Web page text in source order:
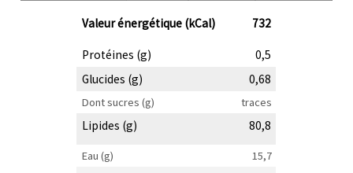
Valeur énergétique (kCal) 732
Protéines (g)
0,5
Glucides (g)
0,68
Dont sucres (g) traces
Lipides (g) 80,8
Eau (g)
15,7